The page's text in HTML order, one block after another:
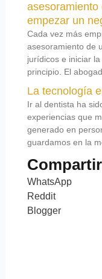
asesoramiento
empezar un
Cada vez más
asesoramiento de
jurídicos e iniciar
principio. El
La tecnología
Ir al dentista ha
experiencias que
generado en
guardamos en la
Compartir
WhatsApp
Reddit
Blogger